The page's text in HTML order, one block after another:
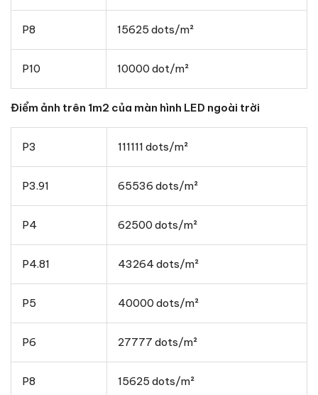
P8 15625 dots/m²
P10 10000 dot/m²
Điểm ảnh trên 1m2 của màn hình LED ngoài trời
P3 111111 dots/m²
P3.91 65536 dots/m²
P4 62500 dots/m²
P4.81 43264 dots/m²
P5 40000 dots/m²
P6 27777 dots/m²
P8 15625 dots/m²